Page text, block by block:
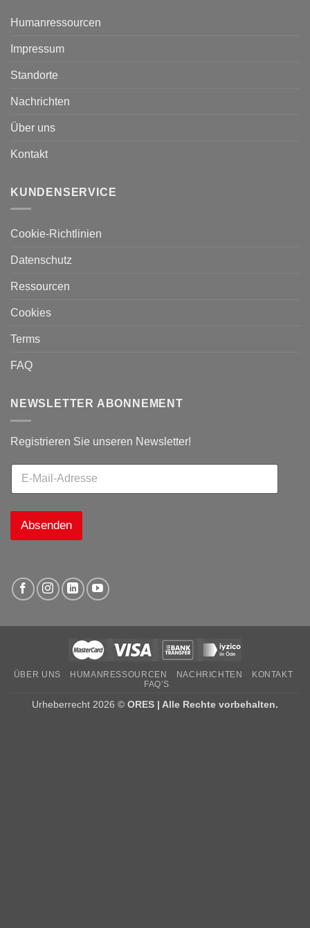
Humanressourcen
Impressum
Standorte
Nachrichten
Über uns
Kontakt
KUNDENSERVICE
Cookie-Richtlinien
Datenschutz
Ressourcen
Cookies
Terms
FAQ
NEWSLETTER ABONNEMENT
Registrieren Sie unseren Newsletter!
Absenden
ÜBER UNS HUMANRESSOURCEN NACHRICHTEN
KONTAKT
FAQ’S
Urheberrecht 2026 © ORES | Alle Rechte vorbehalten.